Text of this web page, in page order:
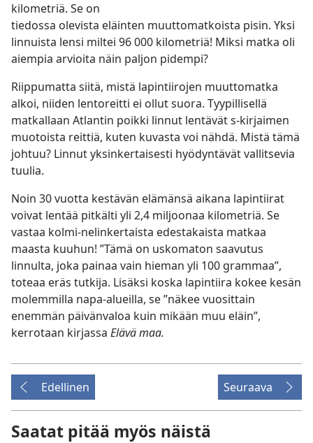
kilometriä. Se on
tiedossa olevista eläinten muuttomatkoista pisin. Yksi
linnuista lensi miltei 96 000 kilometriä! Miksi matka oli
aiempia arvioita näin paljon pidempi?
Riippumatta siitä, mistä lapintiirojen muuttomatka
alkoi, niiden lentoreitti ei ollut suora. Tyypillisellä
matkallaan Atlantin poikki linnut lentävät s-kirjaimen
muotoista reittiä, kuten kuvasta voi nähdä. Mistä tämä
johtuu? Linnut yksinkertaisesti hyödyntävät vallitsevia
tuulia.
Noin 30 vuotta kestävän elämänsä aikana lapintiirat
voivat lentää pitkälti yli 2,4 miljoonaa kilometriä. Se
vastaa kolmi-nelinkertaista edestakaista matkaa
maasta kuuhun! ”Tämä on uskomaton saavutus
linnulta, joka painaa vain hieman yli 100 grammaa”,
toteaa eräs tutkija. Lisäksi koska lapintiira kokee kesän
molemmilla napa-alueilla, se ”näkee vuosittain
enemmän päivänvaloa kuin mikään muu eläin”,
kerrotaan kirjassa Elävä maa.
Edellinen Seuraava
Saatat pitää myös näistä